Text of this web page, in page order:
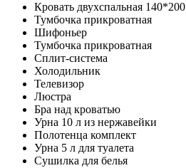
Кровать двухспальная 140*200
Тумбочка прикроватная
Шифоньер
Тумбочка прикроватная
Сплит-система
Холодильник
Телевизор
Люстра
Бра над кроватью
Урна 10 л из нержавейки
Полотенца комплект
Урна 5 л для туалета
Сушилка для белья